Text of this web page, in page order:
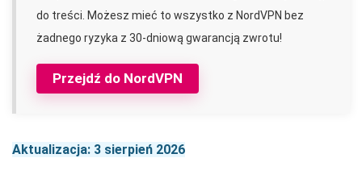
Przejdź do NordVPN
do treści. Możesz mieć to wszystko z NordVPN bez
żadnego ryzyka z 30-dniową gwarancją zwrotu!
Aktualizacja: 3 sierpień 2026